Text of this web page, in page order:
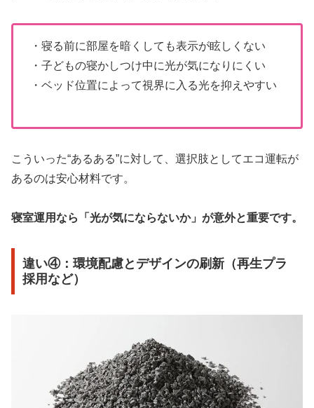
・寝る前に部屋を暗くしても表示が眩しくない
・子どもの寝かしつけ中に光が気になりにくい
・ベッド位置によって視界に入る光を抑えやすい
こういった“あるある”に対して、選択肢としてエコ運転が
あるのは安心材料です。
寝室運用なら「光が気にならないか」が意外と重要です。
違い④：環境配慮とデザインの刷新（再生プラ
採用など）